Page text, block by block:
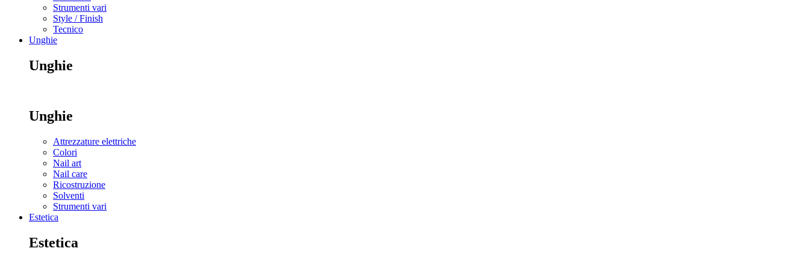
Strumenti vari
Style / Finish
Tecnico
Unghie
Unghie
Unghie
Attrezzature elettriche
Colori
Nail art
Nail care
Ricostruzione
Solventi
Strumenti vari
Estetica
Estetica